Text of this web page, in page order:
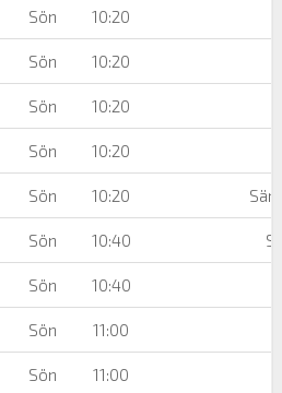
Sön 10:20
Sön 10:20
Sön 10:20
Sön 10:20
Sön 10:20
Sön 10:40
Sön 10:40
Sön 11:00
Sön 11:00